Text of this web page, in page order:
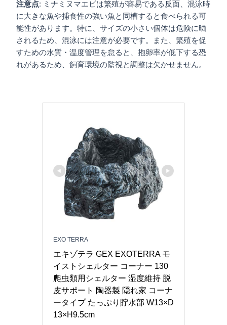
注意点: ミナミヌマエビは繁殖が容易である反面、混泳時
に大きな魚や捕食性の強い魚と同槽すると食べられる可
能性があります。特に、サイズの小さい個体は危険に晒
されるため、混泳には注意が必要です。また、繁殖を促
すための水質・温度管理を怠ると、抱卵率が低下する恐
れがあるため、飼育環境の監視と調整は欠かせません。
EXO TERRA
エキゾテラ GEX EXOTERRA モ
イストシェルター コーナー 130
爬虫類用シェルター 湿度維持 脱
皮サポート 陶器製 隠れ家 コーナ
ータイプ たっぷり貯水部 W13×D
13×H9.5cm